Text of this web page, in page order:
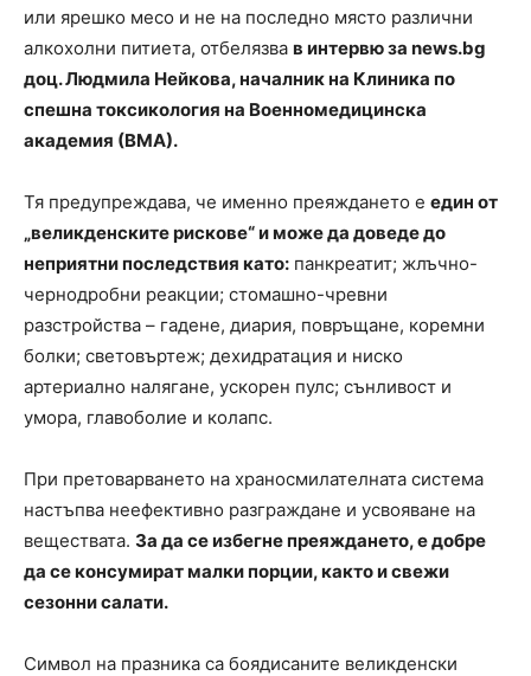
или ярешко месо и не на последно място различни
алкохолни питиета, отбелязва в интервю за news.bg
доц. Людмила Нейкова, началник на Клиника по
спешна токсикология на Военномедицинска
академия (ВМА).
Тя предупреждава, че именно преяждането е един от
„великденските рискове“ и може да доведе до
неприятни последствия като: панкреатит; жлъчно-
чернодробни реакции; стомашно-чревни
разстройства – гадене, диария, повръщане, коремни
болки; световъртеж; дехидратация и ниско
артериално налягане, ускорен пулс; сънливост и
умора, главоболие и колапс.
При претоварването на храносмилателната система
настъпва неефективно разграждане и усвояване на
веществата. За да се избегне преяждането, е добре
да се консумират малки порции, както и свежи
сезонни салати.
Символ на празника са боядисаните великденски